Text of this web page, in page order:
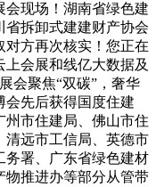
现场！湖南省绿色建
拆卸式建建财产协会
方再次核实！您正在
会展和线亿大数据及
会聚焦“双碳”，奢华
会先后获得国度住建
市住建局、佛山市住
清远市工信局、英德市
务署、广东省绿色建材
物推进办等部分从管带